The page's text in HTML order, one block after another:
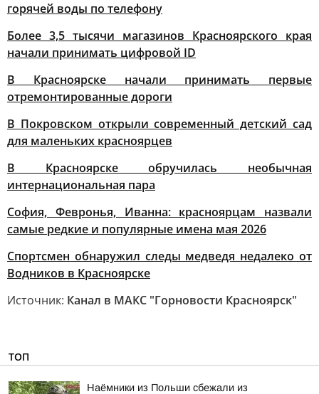
горячей воды по телефону
Более 3,5 тысячи магазинов Красноярского края
начали принимать цифровой ID
В Красноярске начали принимать первые
отремонтированные дороги
В Покровском открыли современный детский сад
для маленьких красноярцев
В Красноярске обручилась необычная
интернациональная пара
София, Февронья, Иванна: красноярцам назвали
самые редкие и популярные имена мая 2026
Спортсмен обнаружил следы медведя недалеко от
Водников в Красноярске
Источник: Канал в МАКС "Горновости Красноярск"
ТОП
Наёмники из Польши сбежали из